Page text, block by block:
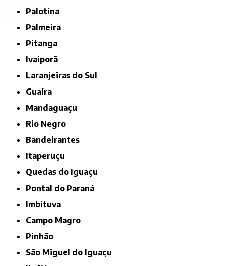
Palotina
Palmeira
Pitanga
Ivaiporã
Laranjeiras do Sul
Guaíra
Mandaguaçu
Rio Negro
Bandeirantes
Itaperuçu
Quedas do Iguaçu
Pontal do Paraná
Imbituva
Campo Magro
Pinhão
São Miguel do Iguaçu